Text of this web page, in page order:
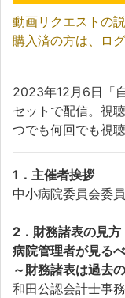
動画リクエストの
購入済の方は、ロ
2023年12月6日「
セットで配信。視
つでも何回でも視聴
1．主催者挨拶
中小病院委員会委
2．財務諸表の見方
病院管理者が見る
～財務諸表は過去
和田公認会計士事